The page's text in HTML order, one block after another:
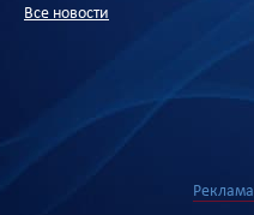
Все новости
Реклама